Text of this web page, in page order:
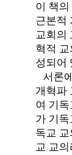
이 책
근본적
교회의
혁적
성되어
서론
개혁파
여 기
가 기
독교
교 교